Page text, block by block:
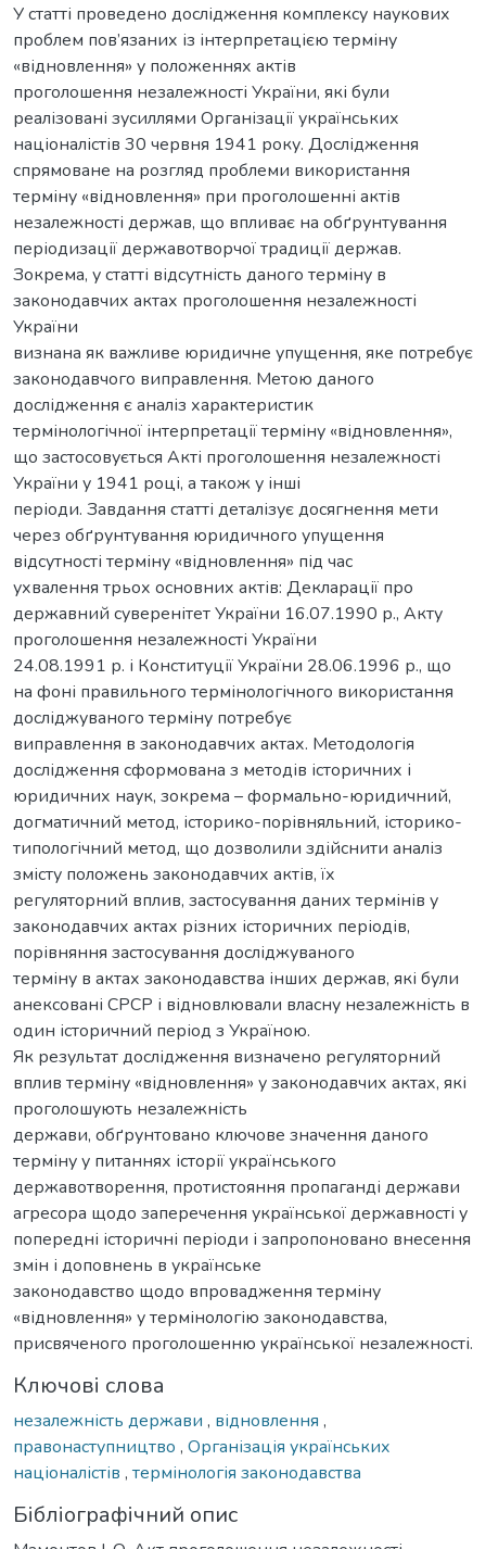
У статті проведено дослідження комплексу наукових
проблем пов’язаних із інтерпретацією терміну
«відновлення» у положеннях актів
проголошення незалежності України, які були
реалізовані зусиллями Організації українських
націоналістів 30 червня 1941 року. Дослідження
спрямоване на розгляд проблеми використання
терміну «відновлення» при проголошенні актів
незалежності держав, що впливає на обґрунтування
періодизації державотворчої традиції держав.
Зокрема, у статті відсутність даного терміну в
законодавчих актах проголошення незалежності
України
визнана як важливе юридичне упущення, яке потребує
законодавчого виправлення. Метою даного
дослідження є аналіз характеристик
термінологічної інтерпретації терміну «відновлення»,
що застосовується Акті проголошення незалежності
України у 1941 році, а також у інші
періоди. Завдання статті деталізує досягнення мети
через обґрунтування юридичного упущення
відсутності терміну «відновлення» під час
ухвалення трьох основних актів: Декларації про
державний суверенітет України 16.07.1990 р., Акту
проголошення незалежності України
24.08.1991 р. і Конституції України 28.06.1996 р., що
на фоні правильного термінологічного використання
досліджуваного терміну потребує
виправлення в законодавчих актах. Методологія
дослідження сформована з методів історичних і
юридичних наук, зокрема – формально-юридичний,
догматичний метод, історико-порівняльний, історико-
типологічний метод, що дозволили здійснити аналіз
змісту положень законодавчих актів, їх
регуляторний вплив, застосування даних термінів у
законодавчих актах різних історичних періодів,
порівняння застосування досліджуваного
терміну в актах законодавства інших держав, які були
анексовані СРСР і відновлювали власну незалежність в
один історичний період з Україною.
Як результат дослідження визначено регуляторний
вплив терміну «відновлення» у законодавчих актах, які
проголошують незалежність
держави, обґрунтовано ключове значення даного
терміну у питаннях історії українського
державотворення, протистояння пропаганді держави
агресора щодо заперечення української державності у
попередні історичні періоди і запропоновано внесення
змін і доповнень в українське
законодавство щодо впровадження терміну
«відновлення» у термінологію законодавства,
присвяченого проголошенню української незалежності.
Ключові слова
незалежність держави , відновлення ,
правонаступництво , Організація українських
націоналістів , термінологія законодавства
Бібліографічний опис